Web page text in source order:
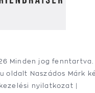
Minden jog fenntartva.
oldalt Naszádos Márk
nyilatkozat |